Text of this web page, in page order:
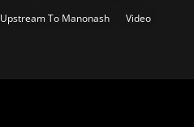
Upstream To Manonash Video